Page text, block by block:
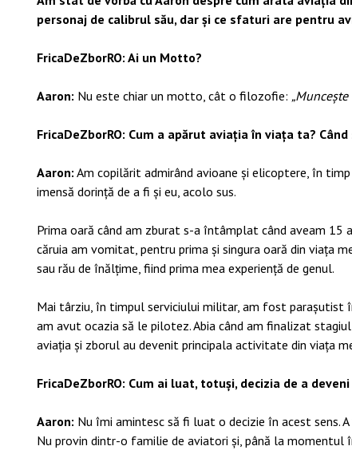
personaj de calibrul său, dar și ce sfaturi are pentru
FricaDeZborRO: Ai un Motto?
Aaron: Nu este chiar un motto, cât o filozofie:
FricaDeZborRO: Cum a apărut aviația în viața ta?
Aaron: Am copilărit admirând avioane și elicoptere, în
imensă dorință de a fi și eu, acolo sus.
Prima oară când am zburat s-a întâmplat când aveam 15
căruia am vomitat, pentru prima și singura oară din viața
sau rău de înălțime, fiind prima mea experiență de genul.
Mai târziu, în timpul serviciului militar, am fost parașutist
am avut ocazia să le pilotez. Abia când am finalizat
aviația și zborul au devenit principala activitate din viața
FricaDeZborRO: Cum ai luat, totuși, decizia de a
Aaron: Nu îmi amintesc să fi luat o decizie în acest sens.
Nu provin dintr-o familie de aviatori și, până la momentul